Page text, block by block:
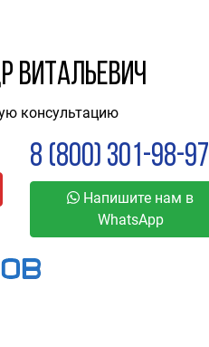
Витальевич
консультацию
8 (800) 301-98-97
Напишите нам в
WhatsApp